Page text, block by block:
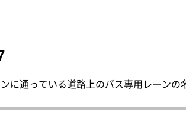
に通っている道路上のバス専用レーン